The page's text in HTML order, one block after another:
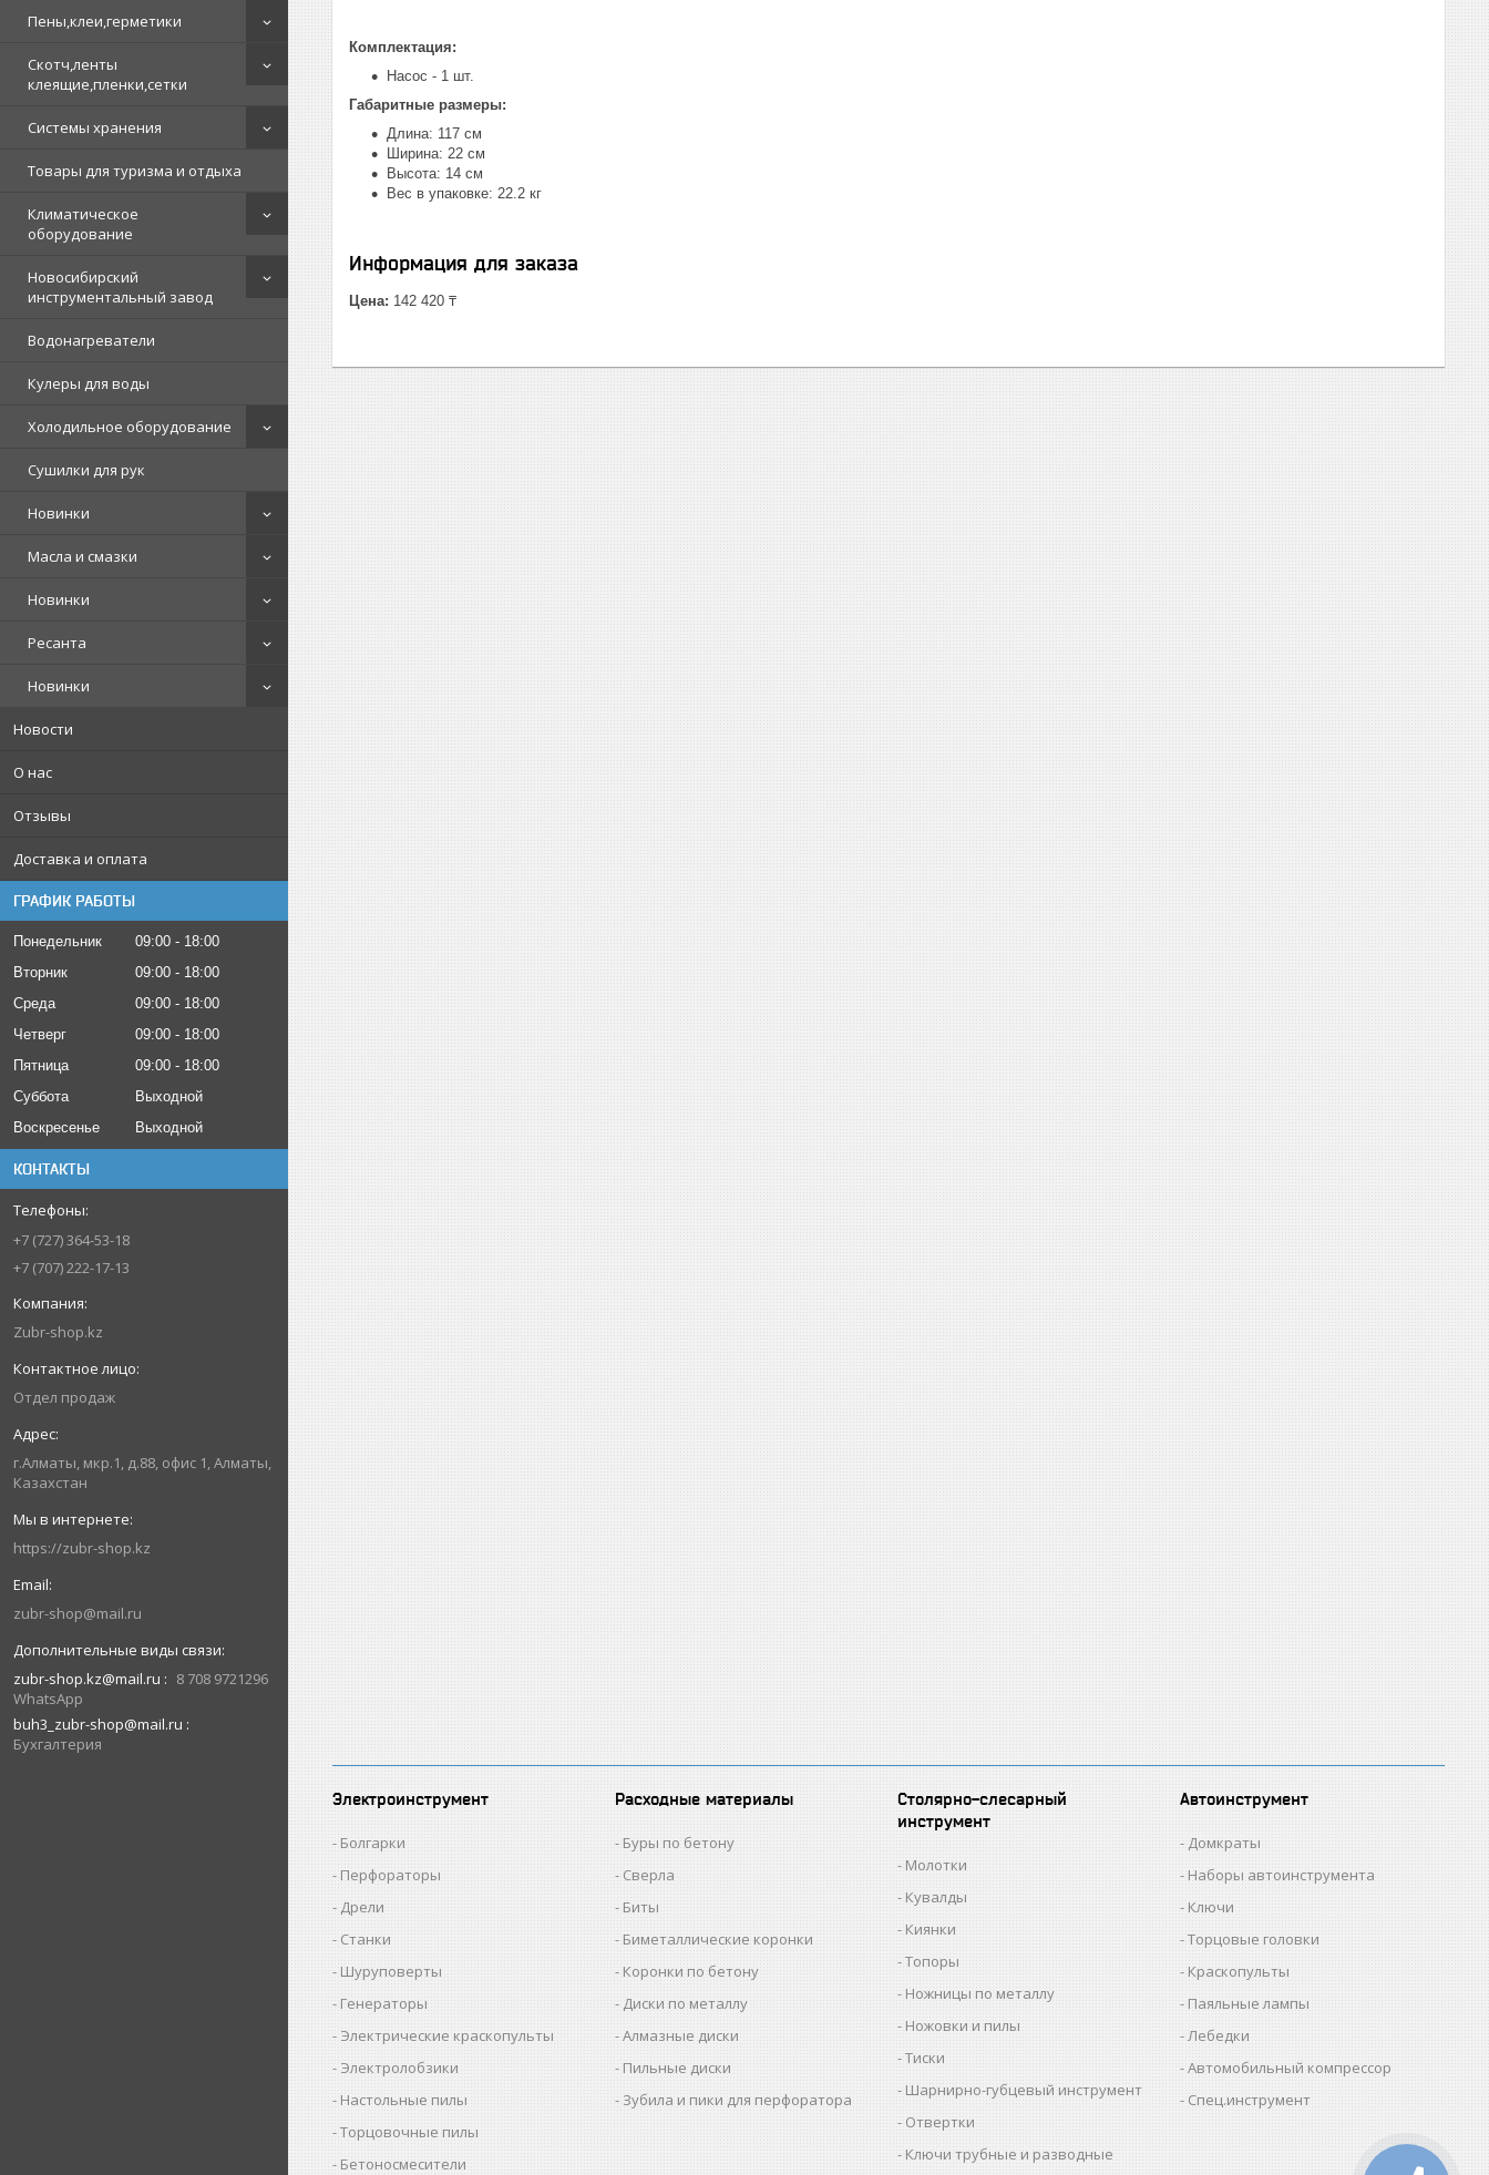
Пены,клеи,герметики
Скотч,ленты
клеящие,пленки,сетки
Системы хранения
Товары для туризма и отдыха
Климатическое
оборудование
Новосибирский
инструментальный завод
Водонагреватели
Кулеры для воды
Холодильное оборудование
Сушилки для рук
Новинки
Масла и смазки
Новинки
Ресанта
Новинки
Новости
О нас
Отзывы
Доставка и оплата
ГРАФИК РАБОТЫ
Понедельник 09:00
18:00
Вторник
09:00
18:00
Среда
09:00
18:00
Четверг
09:00
18:00
Пятница
09:00
18:00
Суббота
Выходной
Воскресенье
Выходной
КОНТАКТЫ
+7 (727) 364-53-18
+7 (707) 222-17-13
Zubr-shop.kz
Отдел продаж
г.Алматы, мкр.1, д.88, офис 1, Алматы,
Казахстан
https://zubr-shop.kz
zubr-shop@mail.ru
zubr-shop.kz@mail.ru
8 708 9721296
WhatsApp
buh3_zubr-shop@mail.ru
Бухгалтерия
Комплектация:
Насос - 1 шт.
Габаритные размеры:
Длина: 117 см
Ширина: 22 см
Высота: 14 см
Вес в упаковке: 22.2 кг
Информация для заказа
Цена: 142 420 ₸
Электроинструмент
Болгарки
Перфораторы
Дрели
Станки
Шуруповерты
Генераторы
Электрические краскопульты
Электролобзики
Настольные пилы
Торцовочные пилы
Бетоносмесители
Расходные материалы
Буры по бетону
Сверла
Биты
Биметаллические коронки
Коронки по бетону
Диски по металлу
Алмазные диски
Пильные диски
Зубила и пики для перфоратора
Столярно-слесарный
инструмент
Молотки
Кувалды
Киянки
Топоры
Ножницы по металлу
Ножовки и пилы
Тиски
Шарнирно-губцевый инструмент
Отвертки
Ключи трубные и разводные
Автоинструмент
Домкраты
Наборы автоинструмента
Ключи
Торцовые головки
Краскопульты
Паяльные лампы
Лебедки
Автомобильный компрессор
Спец.инструмент